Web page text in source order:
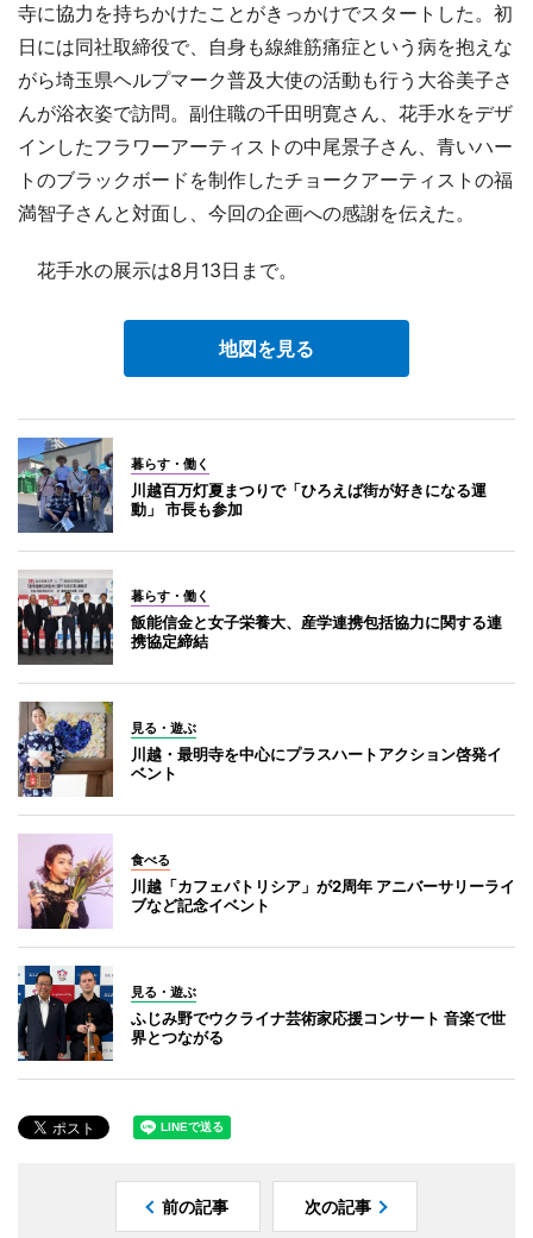
寺に協力を持ちかけたことがきっかけでスタートした。初
日には同社取締役で、自身も線維筋痛症という病を抱えな
がら埼玉県ヘルプマーク普及大使の活動も行う大谷美子さ
んが浴衣姿で訪問。副住職の千田明寛さん、花手水をデザ
インしたフラワーアーティストの中尾景子さん、青いハー
トのブラックボードを制作したチョークアーティストの福
満智子さんと対面し、今回の企画への感謝を伝えた。
花手水の展示は8月13日まで。
地図を見る
暮らす・働く
川越百万灯夏まつりで「ひろえば街が好きになる運
動」 市長も参加
暮らす・働く
飯能信金と女子栄養大、産学連携包括協力に関する連
携協定締結
見る・遊ぶ
川越・最明寺を中心にプラスハートアクション啓発イ
ベント
食べる
川越「カフェパトリシア」が2周年 アニバーサリーライ
ブなど記念イベント
見る・遊ぶ
ふじみ野でウクライナ芸術家応援コンサート 音楽で世
界とつながる
前の記事 次の記事